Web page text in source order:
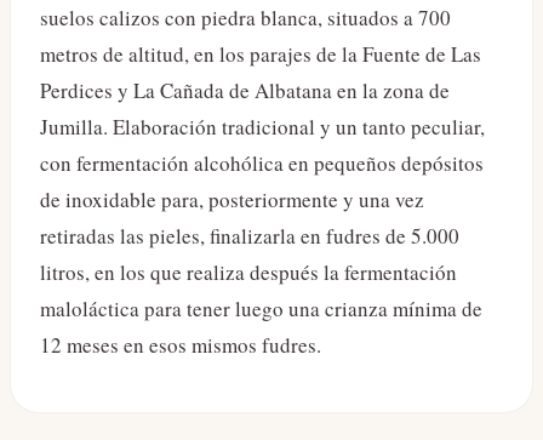
suelos calizos con piedra blanca, situados a 700
metros de altitud, en los parajes de la Fuente de Las
Perdices y La Cañada de Albatana en la zona de
Jumilla. Elaboración tradicional y un tanto peculiar,
con fermentación alcohólica en pequeños depósitos
de inoxidable para, posteriormente y una vez
retiradas las pieles, finalizarla en fudres de 5.000
litros, en los que realiza después la fermentación
maloláctica para tener luego una crianza mínima de
12 meses en esos mismos fudres.